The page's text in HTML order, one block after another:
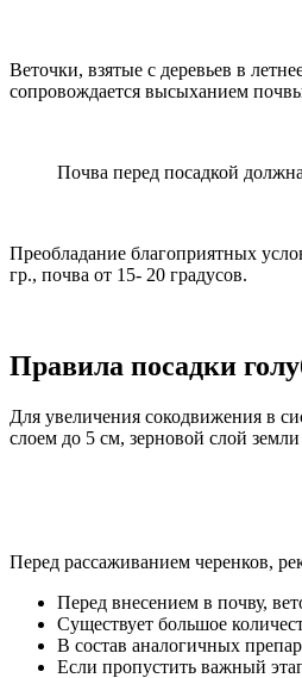
Веточки, взятые с деревьев в
сопровождается высыханием
Почва перед посадкой
Преобладание благоприятных
гр., почва от 15- 20 градусов.
Правила посадки
Для увеличения сокодвижения в
слоем до 5 см, зерновой слой
Перед рассаживанием черенков,
Перед внесением в почву,
Существует большое
В состав аналогичных
Если пропустить важный